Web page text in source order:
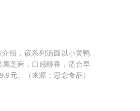
绍，该系列汤圆以小黄鸭
芝麻，口感醇香，适合早
元。（来源：思念食品）